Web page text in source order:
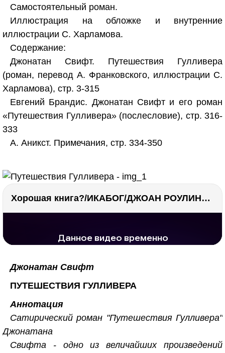
Самостоятельный роман.
Иллюстрация на обложке и внутренние
иллюстрации С. Харламова.
Содержание:
Джонатан Свифт. Путешествия Гулливера
(роман, перевод А. Франковского, иллюстрации С.
Харламова), стр. 3-315
Евгений Брандис. Джонатан Свифт и его роман
«Путешествия Гулливера» (послесловие), стр. 316-
333
А. Аникст. Примечания, стр. 334-350
Хорошая книга?/ИКАБОГ/ДЖОАН РОУЛИНГ/Есть ли смысл покупать?
Джонатан Свифт
ПУТЕШЕСТВИЯ ГУЛЛИВЕРА
Аннотация
Сатирический роман "Путешествия Гулливера"
Джонатана
Свифта - одно из величайших произведений